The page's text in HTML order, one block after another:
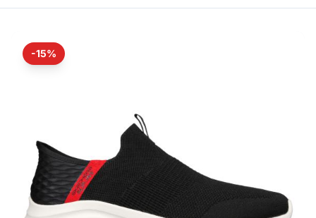
-15%